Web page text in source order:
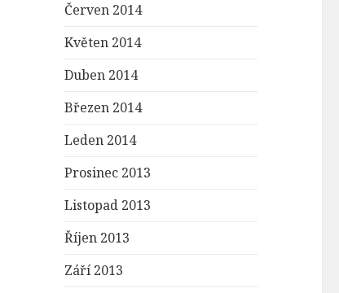
Červen 2014
Květen 2014
Duben 2014
Březen 2014
Leden 2014
Prosinec 2013
Listopad 2013
Říjen 2013
Září 2013